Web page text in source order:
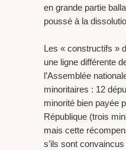
en grande partie
poussé à la
Les « constructifs »
une ligne différente
l’Assemblée
minoritaires : 12
minorité bien payée
République (trois
mais cette
s’ils sont